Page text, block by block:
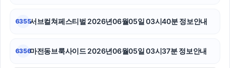
6355서브컬쳐페스티벌 2026년06월05일 03시40분 정보안내
6356마전동브룩사이드 2026년06월05일 03시37분 정보안내